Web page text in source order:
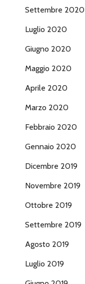
Settembre 2020
Luglio 2020
Giugno 2020
Maggio 2020
Aprile 2020
Marzo 2020
Febbraio 2020
Gennaio 2020
Dicembre 2019
Novembre 2019
Ottobre 2019
Settembre 2019
Agosto 2019
Luglio 2019